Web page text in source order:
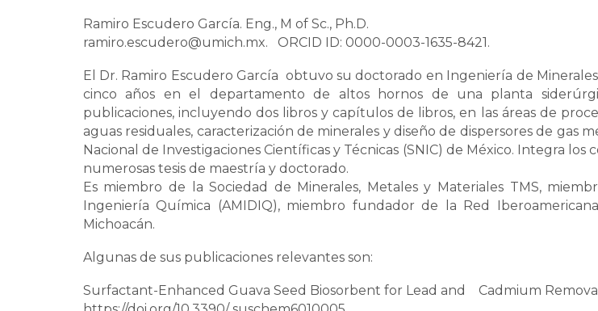
Ramiro Escudero García. Eng., M of Sc., Ph.D.
ramiro.escudero@umich.mx. ORCID ID: 0000-0003-1635-8421.
El Dr. Ramiro Escudero García obtuvo su doctorado en Ingeniería de
cinco años en el departamento de altos hornos de una planta
publicaciones, incluyendo dos libros y capítulos de libros, en las áreas de
aguas residuales, caracterización de minerales y diseño de dispersores de gas
Nacional de Investigaciones Científicas y Técnicas (SNIC) de México. Integra
numerosas tesis de maestría y doctorado.
Es miembro de la Sociedad de Minerales, Metales y Materiales TMS,
Ingeniería Química (AMIDIQ), miembro fundador de la Red
Michoacán.
Algunas de sus publicaciones relevantes son:
Surfactant-Enhanced Guava Seed Biosorbent for Lead and Cadmium